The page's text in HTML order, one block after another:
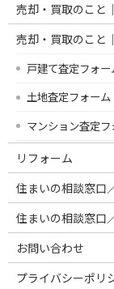
売却・買取のこと
売却・買取のこと
戸建て査定フォー
土地査定フォーム
マンション査定フ
リフォーム
住まいの相談窓口
住まいの相談窓口
お問い合わせ
プライバシーポリ